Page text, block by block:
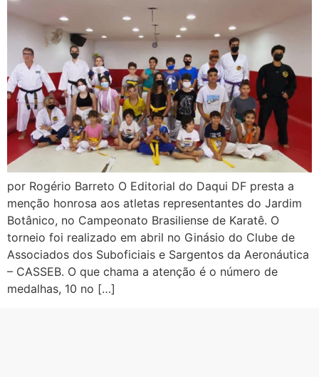
por Rogério Barreto O Editorial do Daqui DF presta a
menção honrosa aos atletas representantes do Jardim
Botânico, no Campeonato Brasiliense de Karatê. O
torneio foi realizado em abril no Ginásio do Clube de
Associados dos Suboficiais e Sargentos da Aeronáutica
– CASSEB. O que chama a atenção é o número de
medalhas, 10 no […]